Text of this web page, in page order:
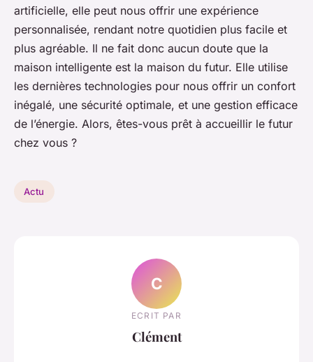
artificielle, elle peut nous offrir une expérience
personnalisée, rendant notre quotidien plus facile et
plus agréable. Il ne fait donc aucun doute que la
maison intelligente est la maison du futur. Elle utilise
les dernières technologies pour nous offrir un confort
inégalé, une sécurité optimale, et une gestion efficace
de l’énergie. Alors, êtes-vous prêt à accueillir le futur
chez vous ?
Actu
C
ECRIT PAR
Clément